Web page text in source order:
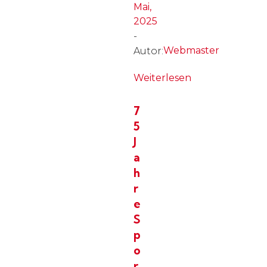
Mai,
2025
-
Autor:Webmaster
Weiterlesen
7
5
J
a
h
r
e
S
p
o